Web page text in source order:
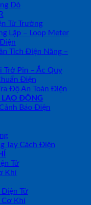
Dò
Từ Trường
Lặp – Loop Meter
Tích Điện Năng –
Trở Pin – Ắc Quy
Điện
Độ An Toàn Điện
LAO ĐỘNG
Báo Điện
Tay Cách Điện
Tử
Khí
Tử
Khí